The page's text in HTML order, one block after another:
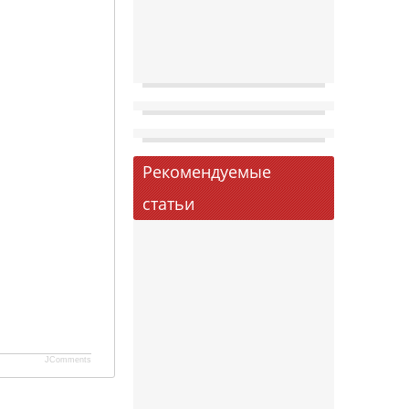
JComments
Рекомендуемые
статьи